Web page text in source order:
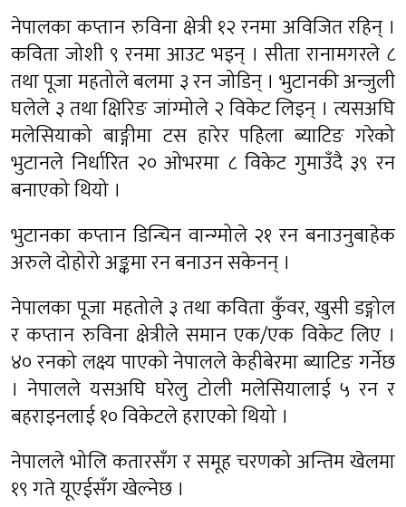
नेपालका कप्तान रुविना क्षेत्री १२ रनमा अविजित रहिन् ।
कविता जोशी ९ रनमा आउट भइन् । सीता रानामगरले ८
तथा पूजा महतोले बलमा ३ रन जोडिन् । भुटानकी अन्जुली
घलेले ३ तथा क्षिरिङ जांग्मोले २ विकेट लिइन् । त्यसअघि
मलेसियाको बाङ्गीमा टस हारेर पहिला ब्याटिङ गरेको
भुटानले निर्धारित २० ओभरमा ८ विकेट गुमाउँदै ३९ रन
बनाएको थियो ।
भुटानका कप्तान डिन्चिन वान्ग्मोले २१ रन बनाउनुबाहेक
अरुले दोहोरो अङ्कमा रन बनाउन सकेनन् ।
नेपालका पूजा महतोले ३ तथा कविता कुँवर, खुसी डङ्गोल
र कप्तान रुविना क्षेत्रीले समान एक/एक विकेट लिए ।
४० रनको लक्ष्य पाएको नेपालले केहीबेरमा ब्याटिङ गर्नेछ
। नेपालले यसअघि घरेलु टोली मलेसियालाई ५ रन र
बहराइनलाई १० विकेटले हराएको थियो ।
नेपालले भोलि कतारसँग र समूह चरणको अन्तिम खेलमा
१९ गते यूएईसँग खेल्नेछ ।